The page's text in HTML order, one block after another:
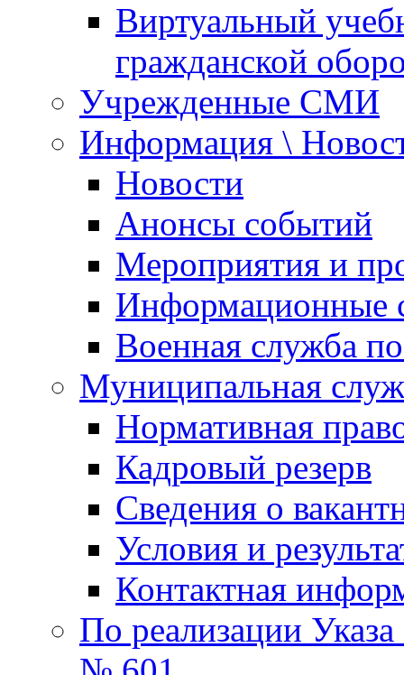
Виртуальный
гражданской
Учрежденные СМИ
Информация \
Новости
Анонсы событий
Мероприятия и
Информационные
Военная служба
Муниципальная
Нормативная
Кадровый резерв
Сведения о
Условия и
Контактная
По реализации